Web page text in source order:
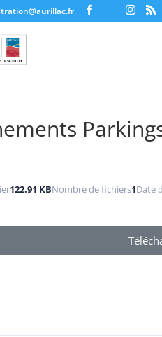
122.91 KBNombre de fichiers1Date